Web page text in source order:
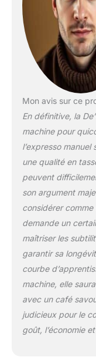
Mon avis sur ce
En définitive, la
machine pour
l’expresso manuel
une qualité en
peuvent
son argument
considérer comme
demande un
maîtriser les
garantir sa
courbe
machine, elle
avec un café
judicieux pour le
goût, l’économie